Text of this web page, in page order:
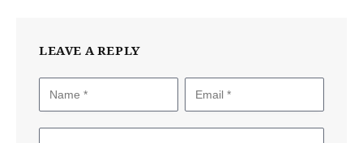
LEAVE A REPLY